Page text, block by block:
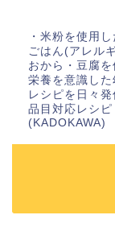
・米粉を使用
ごはん(アレル
おから・豆腐
栄養を意識し
レシピを日々
品目対応レシピ
(KADOKAWA)